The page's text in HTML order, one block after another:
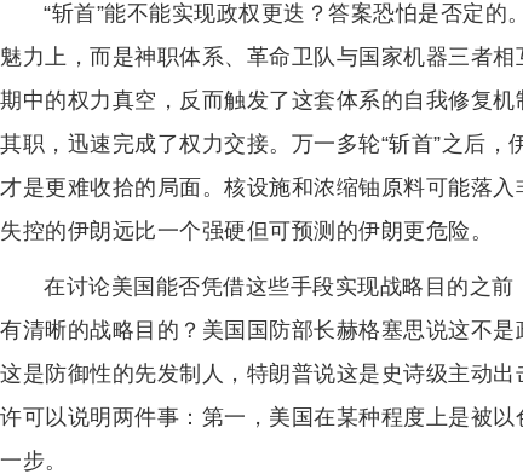
“斩首”能不能实现政权更迭？答案恐怕是否定
魅力上，而是神职体系、革命卫队与国家机器三者
期中的权力真空，反而触发了这套体系的自我修复
其职，迅速完成了权力交接。万一多轮“斩首”之后
才是更难收拾的局面。核设施和浓缩铀原料可能落
失控的伊朗远比一个强硬但可预测的伊朗更危险。
在讨论美国能否凭借这些手段实现战略目的之
有清晰的战略目的？美国国防部长赫格塞思说这不
这是防御性的先发制人，特朗普说这是史诗级主动
许可以说明两件事：第一，美国在某种程度上是被
一步。